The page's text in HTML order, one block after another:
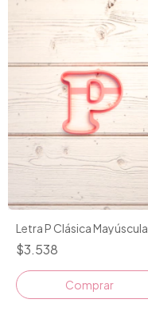
Letra P Clásica Mayúscula
$3.538
Comprar